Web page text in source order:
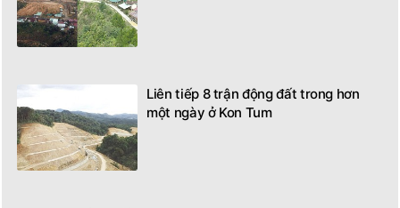
Liên tiếp 8 trận động đất trong hơn
một ngày ở Kon Tum